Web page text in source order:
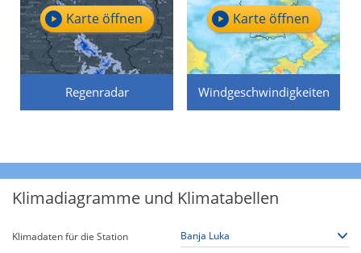
Regenradar
Karte öffnen
Windgeschwindigkeiten
Karte öffnen
Klimadiagramme und Klimatabellen
Klimadaten für die Station